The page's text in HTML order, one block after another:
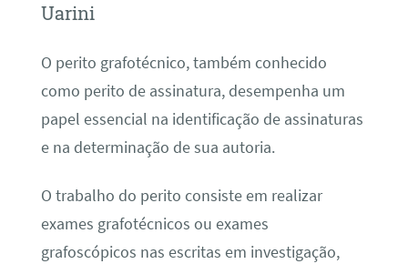
Uarini
O perito grafotécnico, também conhecido
como perito de assinatura, desempenha um
papel essencial na identificação de assinaturas
e na determinação de sua autoria.
O trabalho do perito consiste em realizar
exames grafotécnicos ou exames
grafoscópicos nas escritas em investigação,